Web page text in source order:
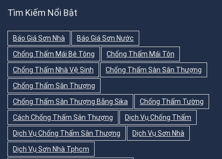
Tìm Kiếm Nổi Bật
Báo Giá Sơn Nhà
Báo Giá Sơn Nước
Chống Thấm Mái Bê Tông
Chống Thấm Mái Tôn
Chống Thấm Nhà Vệ Sinh
Chống Thấm Sàn Sân Thượng
Chống Thấm Sân Thượng
Chống Thấm Sân Thượng Bằng Sika
Chống Thấm Tường
Cách Chống Thấm Sân Thượng
Dịch Vụ Chống Thấm
Dịch Vụ Chống Thấm Sân Thượng
Dịch Vụ Sơn Nhà
Dịch Vụ Sơn Nhà Tphcm